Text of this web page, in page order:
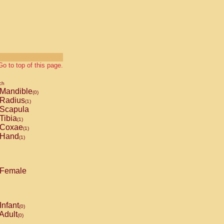
to top of this page.
Mandible(0)
Radius(1)
Scapula
Tibia(1)
Coxae(1)
Hand(1)
Female
Infant(0)
(0)